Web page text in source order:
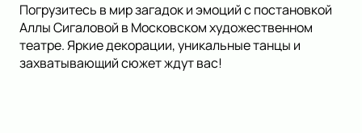
Погрузитесь в мир загадок и эмоций с постановкой
Аллы Сигаловой в Московском художественном
театре. Яркие декорации, уникальные танцы и
захватывающий сюжет ждут вас!